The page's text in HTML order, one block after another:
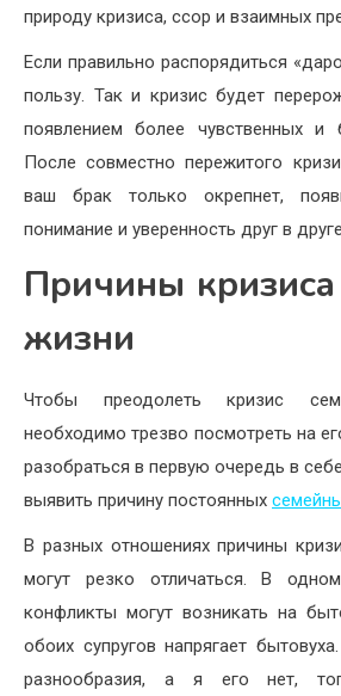
природу кризиса, ссор и взаимных
Если правильно распорядиться
пользу. Так и кризис будет
появлением более чувственных и
После совместно пережитого
ваш брак только окрепнет,
понимание и уверенность друг в
Причины
жизни
Чтобы преодолеть кризис
необходимо трезво посмотреть на
разобраться в первую очередь в
выявить причину постоянных
В разных отношениях причины
могут резко отличаться. В
конфликты могут возникать на
обоих супругов напрягает
разнообразия, а я его нет,